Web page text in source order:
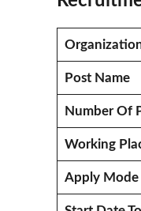
Post Name
Number Of
Working
Apply Mode